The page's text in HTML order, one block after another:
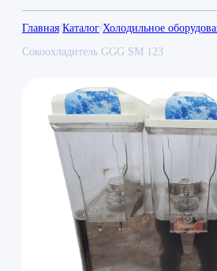
Главная/Каталог/Холодильное
Сокоохладитель GGG SM 123